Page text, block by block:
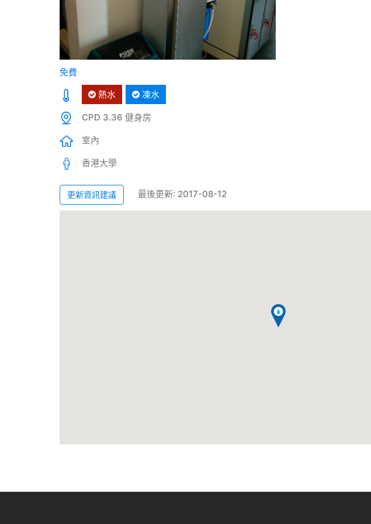
免費
熱水
凍水
CPD 3.36 健身房
室內
香港大學
更新資訊建議 最後更新: 2017-08-12